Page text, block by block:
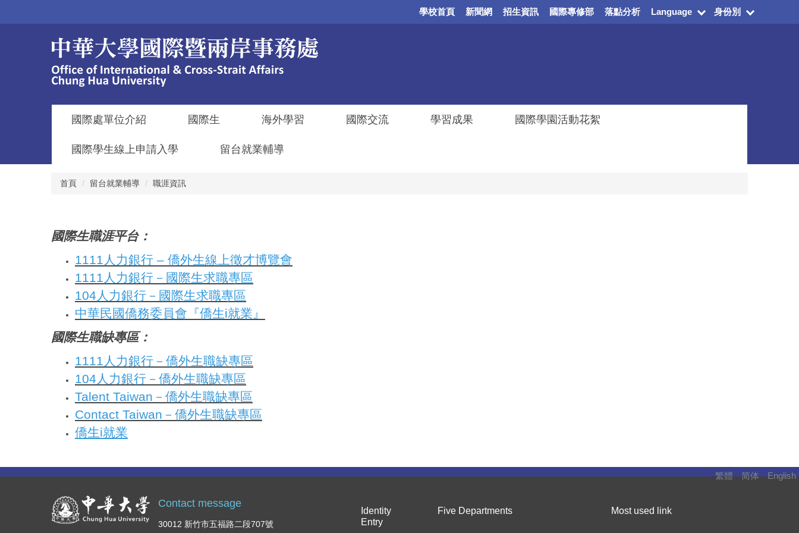
學校首頁 新聞網 招生資訊 國際專修部 落點分析 Language 身份別
國際處單位介紹 國際生 海外學習 國際交流 學習成果 國際學園活動花絮
國際學生線上申請入學 留台就業輔導
首頁 留台就業輔導 職涯資訊
國際生職涯平台：
1111人力銀行 – 僑外生線上徵才博覽會
1111人力銀行－國際生求職專區
104人力銀行－國際生求職專區
中華民國僑務委員會『僑生i就業』
國際生職缺專區：
1111人力銀行－僑外生職缺專區
104人力銀行－僑外生職缺專區
Talent Taiwan－僑外生職缺專區
Contact Taiwan－僑外生職缺專區
僑生i就業
繁體 简体 English
Contact message
30012 新竹市五福路二段707號
Identity
Entry
Five Departments Most used link